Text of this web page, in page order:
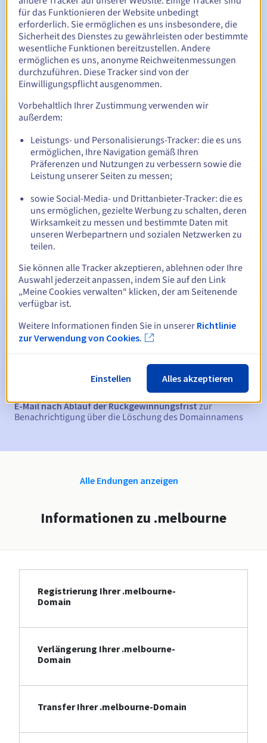
Des Produkts des assoziierten Unternehmens, das
dieses herstellt oder an Unternehmen oder Privatpersonen
im Bundesstaat Victoria verkauft.
Einer Dienstleistung, die das assoziierte Unternehmen
den Bewohnern des Bundesstaats Victoria liefert,
Einer Aktivität, die das assoziierte Unternehmen im
Bundesstaat Victoria befördert,
Eines Kurses oder Schulungsprogramms, das das
assoziierte Unternehmen im Bundesstaat Victoria anbietet.
Verwaltungsregeln und Benachrichtigungen
Registrierungszeitraum Zwischen 1 und 10 Jahren
Verlängerungszeitraum Zwischen 1 und 10 Jahren
Rückgewinnungsfrist 30 Tage
Warn-E-Mails:60, 30, 15, 7 und 3 Tage vor dem
Ablaufdatum
zur Benachrichtigung über die
Sperrung des Domainnamens
E-Mail nach Ablauf der Rückgewinnungsfristzur
Benachrichtigung über die Löschung des Domainnamens
Alle Endungen anzeigen
Informationen zu .melbourne
Registrierung Ihrer .melbourne-
Domain
Verlängerung Ihrer .melbourne-
Domain
Transfer Ihrer .melbourne-Domain
für das Funktionieren der Website unbedingt
erforderlich. Sie ermöglichen es uns insbesondere, die
Sicherheit des Dienstes zu gewährleisten oder bestimmte
wesentliche Funktionen bereitzustellen. Andere
ermöglichen es uns, anonyme Reichweitenmessungen
durchzuführen. Diese Tracker sind von der
Einwilligungspflicht ausgenommen.
Vorbehaltlich Ihrer Zustimmung verwenden wir
außerdem:
Leistungs- und Personalisierungs-Tracker: die es uns
ermöglichen, Ihre Navigation gemäß Ihren
Präferenzen und Nutzungen zu verbessern sowie die
Leistung unserer Seiten zu messen;
sowie Social-Media- und Drittanbieter-Tracker: die es
uns ermöglichen, gezielte Werbung zu schalten, deren
Wirksamkeit zu messen und bestimmte Daten mit
unseren Werbepartnern und sozialen Netzwerken zu
teilen.
Sie können alle Tracker akzeptieren, ablehnen oder Ihre
Auswahl jederzeit anpassen, indem Sie auf den Link
„Meine Cookies verwalten“ klicken, der am Seitenende
verfügbar ist.
Weitere Informationen finden Sie in unserer Richtlinie
zur Verwendung von Cookies.
Einstellen Alles akzeptieren